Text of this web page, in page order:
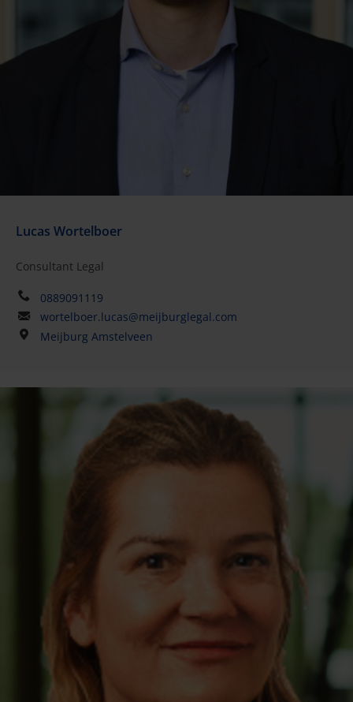
Lucas Wortelboer
Consultant Legal
0889091119
wortelboer.lucas@meijburglegal.com
Meijburg Amstelveen